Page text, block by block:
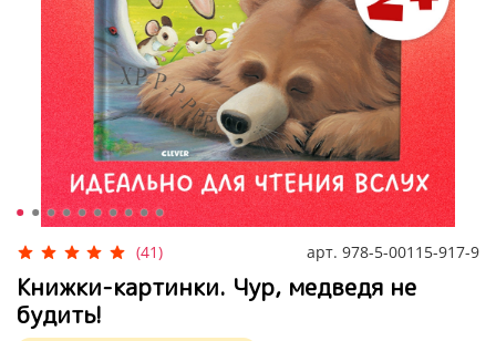
(41) арт. 978-5-00115-917-9
Книжки-картинки. Чур, медведя не
будить!